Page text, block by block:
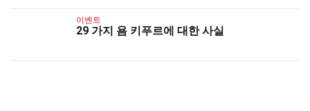
이벤트
29 가지 욤 키푸르에 대한 사실